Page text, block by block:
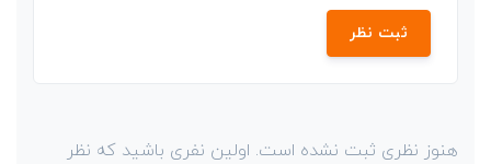
ثبت نظر
هنوز نظری ثبت نشده است. اولین نفری باشید که نظر